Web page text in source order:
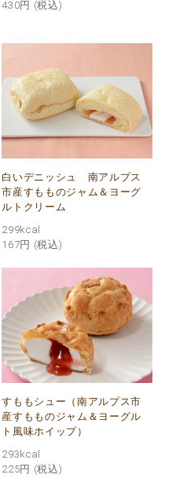
430円 (税込)
白いデニッシュ 南アルプス
市産すもものジャム＆ヨーグ
ルトクリーム
299kcal
167円 (税込)
すももシュー（南アルプス市
産すもものジャム＆ヨーグル
ト風味ホイップ）
293kcal
225円 (税込)